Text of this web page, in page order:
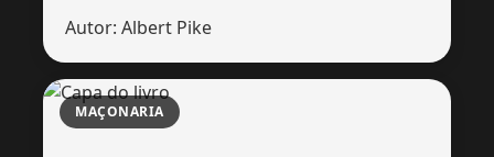
Autor: Albert Pike
MAÇONARIA